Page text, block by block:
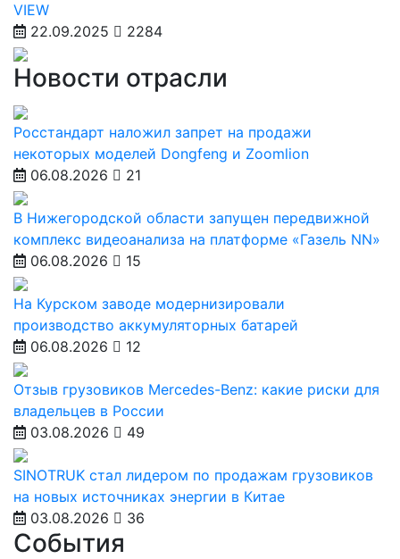
VIEW
22.09.2025
2284
Новости отрасли
Росстандарт наложил запрет на продажи
некоторых моделей Dongfeng и Zoomlion
06.08.2026
21
В Нижегородской области запущен передвижной
комплекс видеоанализа на платформе «Газель NN»
06.08.2026
15
На Курском заводе модернизировали
производство аккумуляторных батарей
06.08.2026
12
Отзыв грузовиков Mercedes-Benz: какие риски для
владельцев в России
03.08.2026
49
SINOTRUK стал лидером по продажам грузовиков
на новых источниках энергии в Китае
03.08.2026
36
События